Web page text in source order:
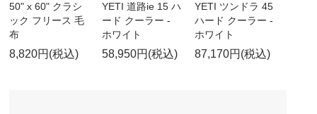
50" x 60" クラシ
ック フリース 毛
布
8,820円(税込)
YETI 道路ie 15 ハ
ード クーラー -
ホワイト
58,950円(税込)
YETI ツンドラ 45
ハード クーラー -
ホワイト
87,170円(税込)